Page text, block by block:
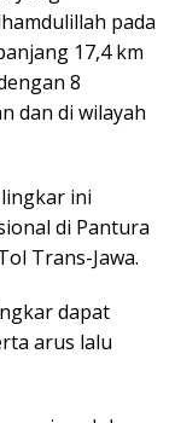
pada
17,4 km
8
dan di wilayah
ini
di Pantura
Trans-Jawa.
dapat
arus lalu